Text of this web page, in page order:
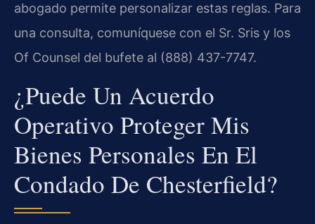
abogado permite personalizar estas reglas. Para
una consulta, comuníquese con el Sr. Sris y los
Of Counsel del bufete al (888) 437-7747.
¿Puede Un Acuerdo
Operativo Proteger Mis
Bienes Personales En El
Condado De Chesterfield?